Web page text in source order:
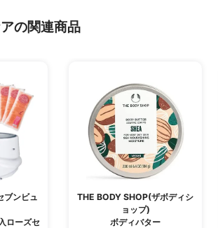
の関連商品
ンビュ
ローズセ
THE BODY SHOP(ザボディシ
ョップ)
ボディバター